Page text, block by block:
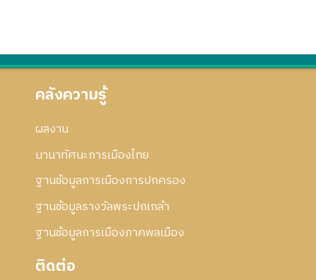
คลังความรู้
ผลงาน
นานาทัศนะการเมืองไทย
ฐานข้อมูลการเมืองการปกครอง
ฐานข้อมูลรางวัลพระปกเกล้า
ฐานข้อมูลการเมืองภาคพลเมือง
ติดต่อ